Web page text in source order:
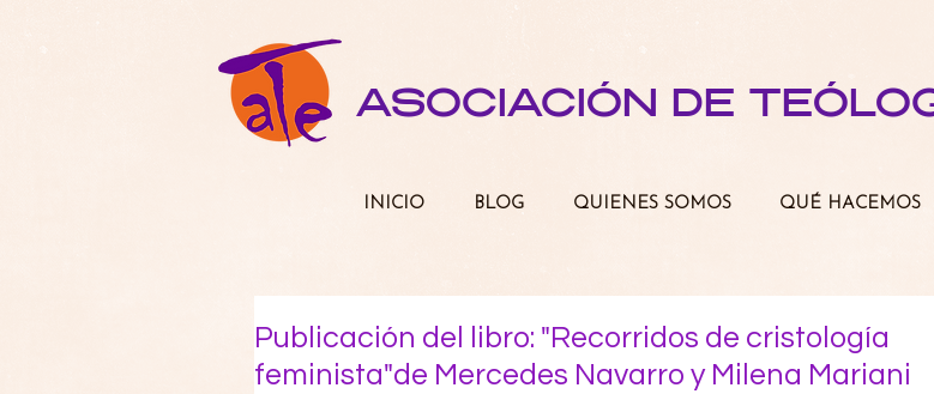
ASOCIACIÓN DE
Publicación del libro: "Recorridos de cristología
feminista"de Mercedes Navarro y Milena Mariani
INICIO BLOG QUIENES SOMOS QUÉ HACEMOS